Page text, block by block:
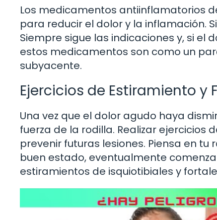
Los medicamentos antiinflamatorios
para reducir el dolor y la inflamación.
Siempre sigue las indicaciones y, si el
estos medicamentos son como un
subyacente.
Ejercicios de Estiramiento y
Una vez que el dolor agudo haya
fuerza de la rodilla. Realizar
prevenir futuras lesiones. Piensa en
buen estado, eventualmente
estiramientos de isquiotibiales y